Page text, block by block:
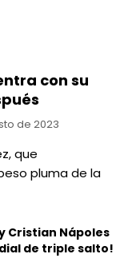
con su
de 2023
que
pluma de la
Cristian Nápoles
de triple salto!